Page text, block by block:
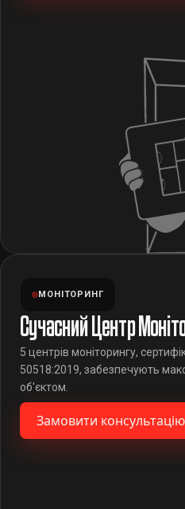
МОНІТОРИНГ
Сучасний Центр
5 центрів моніторингу,
50518:2019, забезпечують
об'єктом.
Замовити консультацію